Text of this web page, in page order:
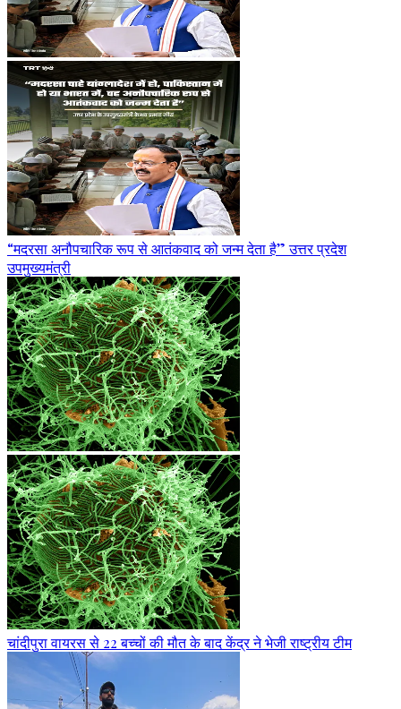
“मदरसा अनौपचारिक रूप से आतंकवाद को जन्म देता है” उत्तर प्रदेश
उपमुख्यमंत्री
चांदीपुरा वायरस से 22 बच्चों की मौत के बाद केंद्र ने भेजी राष्ट्रीय टीम